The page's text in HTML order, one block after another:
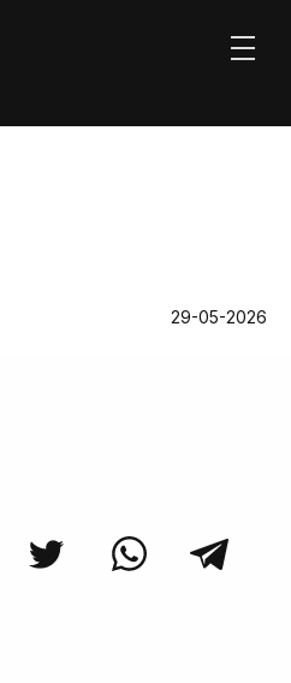
29-05-2026